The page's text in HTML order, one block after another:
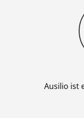
Ausilio ist